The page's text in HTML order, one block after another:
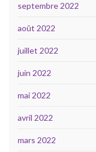
septembre 2022
août 2022
juillet 2022
juin 2022
mai 2022
avril 2022
mars 2022